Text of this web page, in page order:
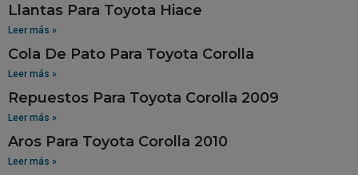
Llantas Para Toyota Hiace
Leer más »
Cola De Pato Para Toyota Corolla
Leer más »
Repuestos Para Toyota Corolla 2009
Leer más »
Aros Para Toyota Corolla 2010
Leer más »